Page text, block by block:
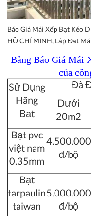
Báo Giá Mái Xếp Bạt Kéo
HỒ CHÍ MINH, Lắp Đặt
Bảng Báo Giá Mái
của
Sử Dụng
Hãng
Bạt
Đà
Dưới
20m2
Bạt pvc
việt nam
0.35mm
4.500.000
đ/bộ
Bạt
tarpaulin
taiwan
5.000.000
đ/bộ